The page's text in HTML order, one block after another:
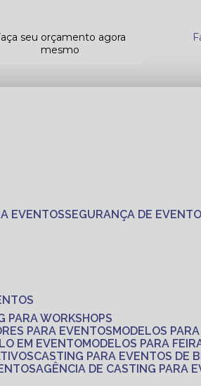
seu orçamento agora
mesmo
EVENTOS SEGURANÇA DE
PARA WORKSHOPS
PARA EVENTOS
MODELOS
EM EVENTO
MODELOS PARA
CASTING PARA EVENTOS DE
AGÊNCIA DE CASTING PARA